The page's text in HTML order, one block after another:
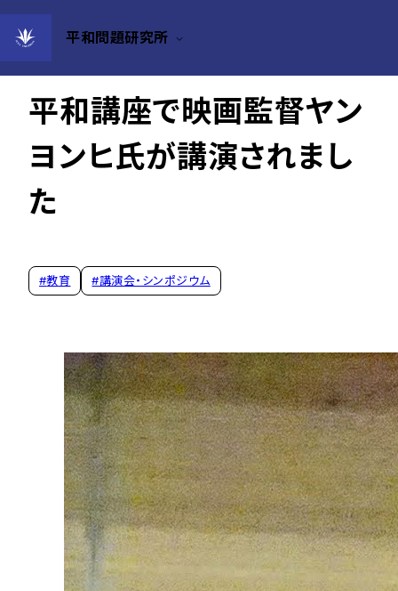
平和問題研究所
2024年07月19日
平和講座で映画監督ヤン
ヨンヒ氏が講演されまし
た
#教育 #講演会・シンポジウム